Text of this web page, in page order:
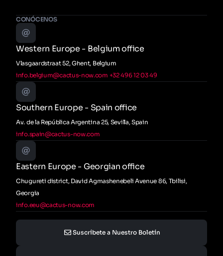
CONÓCENOS
Western Europe - Belgium office
Vlasgaardstraat 52, Ghent, Belgium
info.belgium@cactus-now.com +32 496 12 03 49
Southern Europe - Spain office
Av. de la República Argentina 25, Sevilla, Spain
info.spain@cactus-now.com
Eastern Europe - Georgian office
Chugureti district, David Agmashenebeli Avenue 86, Tbilisi,
Georgia
info.eeu@cactus-now.com
Suscríbete a Nuestro Boletín